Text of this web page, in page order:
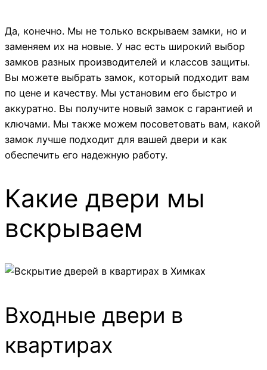
Да, конечно. Мы не только вскрываем замки, но и
заменяем их на новые. У нас есть широкий выбор
замков разных производителей и классов защиты.
Вы можете выбрать замок, который подходит вам
по цене и качеству. Мы установим его быстро и
аккуратно. Вы получите новый замок с гарантией и
ключами. Мы также можем посоветовать вам, какой
замок лучше подходит для вашей двери и как
обеспечить его надежную работу.
Какие двери мы
вскрываем
Входные двери в
квартирах